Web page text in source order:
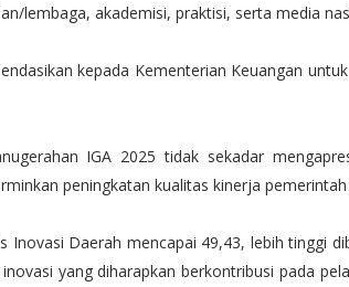
lembaga, akademisi, praktisi, serta media
kepada Kementerian Keuangan
IGA 2025 tidak sekadar
peningkatan kualitas kinerja
Inovasi Daerah mencapai 49,43, lebih tinggi
yang diharapkan berkontribusi pada